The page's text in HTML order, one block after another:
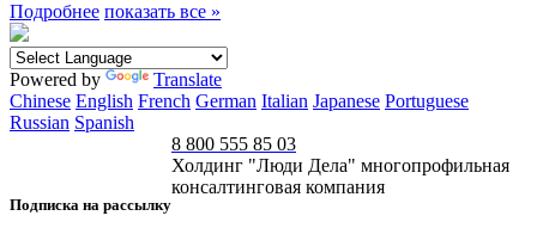
Подробнее показать все »
Powered by
Translate
Chinese English French German Italian Japanese Portuguese
Russian Spanish
Подписка на рассылку
8 800 555 85 03
Холдинг "Люди Дела" многопрофильная
консалтинговая компания